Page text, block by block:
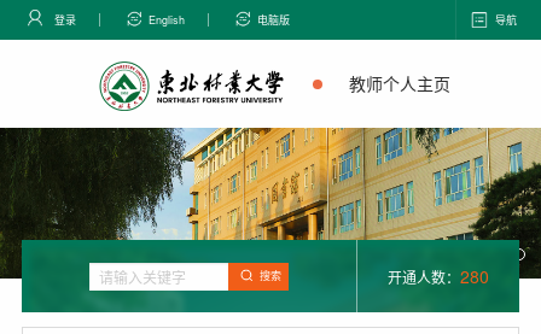
登录 English 电脑版 导航
教师个人主页
搜索 开通人数： 280